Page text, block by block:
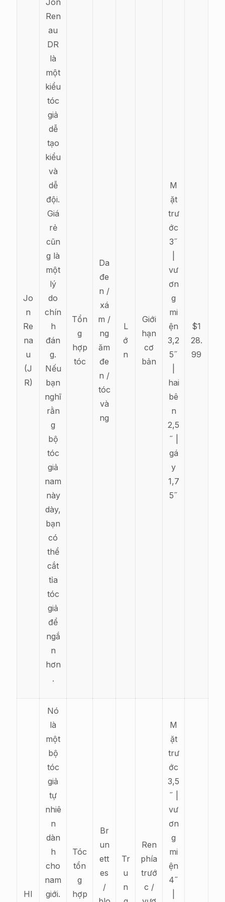
Jo
n
Re
na
u
(J
R)
Jon
Ren
au
DR
là
một
kiểu
tóc
giả
dễ
tạo
kiểu
và
dễ
đội.
Giá
rẻ
cũn
g là
một
lý
do
chín
h
đán
g.
Nếu
bạn
nghĩ
rằn
g
bộ
tóc
giả
nam
này
dày,
bạn
có
thể
cắt
tỉa
tóc
giả
để
ngắ
n
hơn
.
Tổn
g
hợp
tóc
Da
đe
n /
xá
m /
ng
ăm
đe
n /
tóc
và
ng
L
ớ
n
Giới
hạn
cơ
bản
M
ặt
trư
ớc
3˝
vư
ơn
g
mi
ện
3,2
5˝
hai
bê
n
2,5
˝ |
gá
y
1,7
5˝
$1
28.
99
HI
Nó
là
một
bộ
tóc
giả
tự
nhiê
n
dàn
h
cho
nam
giới.
Tóc
tổn
g
hợp
Br
un
ett
es
/
Tr
u
n
Ren
phía
trướ
c /
M
ặt
trư
ớc
3,5
˝ |
vư
ơn
g
mi
ện
4˝